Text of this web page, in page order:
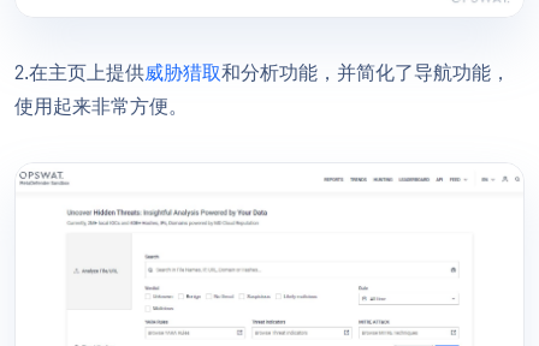
2.在主页上提供威胁猎取和分析功能，并简化了导航功能，
使用起来非常方便。